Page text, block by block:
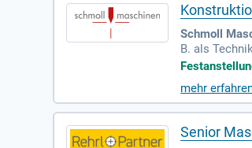
Schmoll
B. als
g im Bereich
mehr
Senior